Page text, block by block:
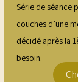
Série de séance
couches d’une
décidé après la
besoin.